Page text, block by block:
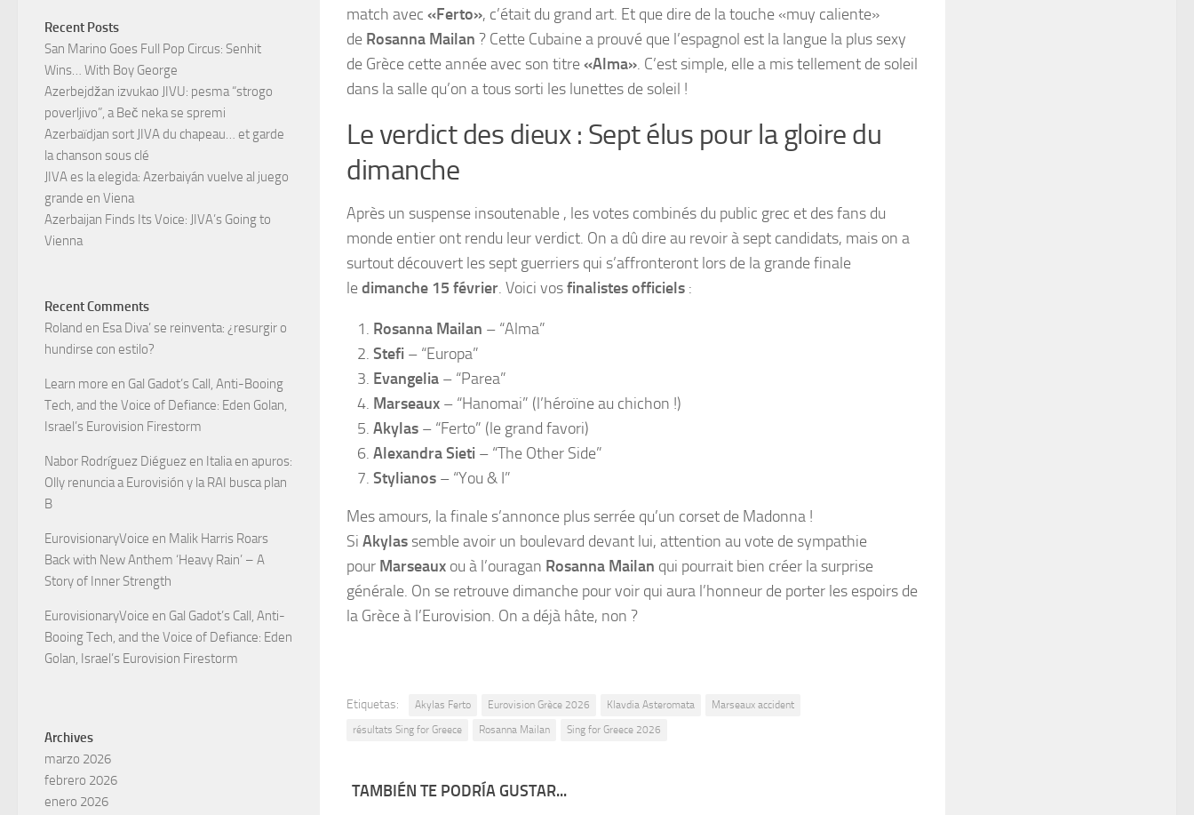
match avec «Ferto», c’était du grand art. Et que dire de la touche «muy caliente»
de Rosanna Mailan ? Cette Cubaine a prouvé que l’espagnol est la langue la plus sexy
de Grèce cette année avec son titre«Alma». C’est simple, elle a mis tellement de soleil
dans la salle qu’on a tous sorti les lunettes de soleil !
Le verdict des dieux : Sept élus pour la gloire du
dimanche
Après un suspense insoutenable , les votes combinés du public grec et des fans du
monde entier ont rendu leur verdict. On a dû dire au revoir à sept candidats, mais on a
surtout découvert les sept guerriers qui s’affronteront lors de la grande finale
ledimanche 15 février. Voici vosfinalistes officiels :
Rosanna Mailan – “Alma”
Stefi – “Europa”
Evangelia – “Parea”
Marseaux – “Hanomai” (l’héroïne au chichon !)
Akylas – “Ferto” (le grand favori)
Alexandra Sieti – “The Other Side”
Stylianos – “You & I”
Mes amours, la finale s’annonce plus serrée qu’un corset de Madonna !
Si Akylas semble avoir un boulevard devant lui, attention au vote de sympathie
pour Marseaux ou à l’ouragan Rosanna Mailan qui pourrait bien créer la surprise
générale. On se retrouve dimanche pour voir qui aura l’honneur de porter les espoirs de
la Grèce à l’Eurovision. On a déjà hâte, non ?
Etiquetas: Akylas Ferto Eurovision Grèce 2026 Klavdia Asteromata
Marseaux accident
résultats Sing for Greece
Rosanna Mailan Sing for Greece 2026
TAMBIÉN TE PODRÍA GUSTAR...
Recent Posts
San Marino Goes Full Pop Circus: Senhit
Wins… With Boy George
Azerbejdžan izvukao JIVU: pesma “strogo
poverljivo”, a Beč neka se spremi
Azerbaïdjan sort JIVA du chapeau… et garde
la chanson sous clé
JIVA es la elegida: Azerbaiyán vuelve al juego
grande en Viena
Azerbaijan Finds Its Voice: JIVA’s Going to
Vienna
Recent Comments
Roland en Esa Diva’ se reinventa: ¿resurgir o
hundirse con estilo?
Learn more en Gal Gadot’s Call, Anti-Booing
Tech, and the Voice of Defiance: Eden Golan,
Israel’s Eurovision Firestorm
Nabor Rodríguez Diéguez en Italia en apuros:
Olly renuncia a Eurovisión y la RAI busca plan
B
EurovisionaryVoice en Malik Harris Roars
Back with New Anthem ‘Heavy Rain’ – A
Story of Inner Strength
EurovisionaryVoice en Gal Gadot’s Call, Anti-
Booing Tech, and the Voice of Defiance: Eden
Golan, Israel’s Eurovision Firestorm
Archives
marzo 2026
febrero 2026
enero 2026